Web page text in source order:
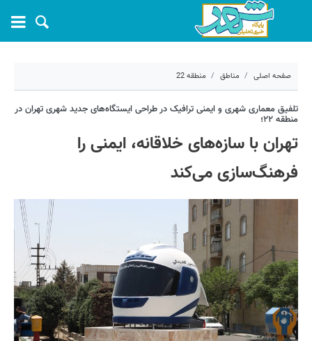
صفحه اصلی مناطق منطقه 22
۱۷ خرداد ۱۴۰۵ - ۱۰:۲۰
تلفیق معماری شهری و ایمنی ترافیک در طراحی ایستگاه‌های جدید شهری تهران در
منطقه ۲۲؛
تهران با سازه‌های خلاقانه، ایمنی را
فرهنگ‌سازی می‌کند